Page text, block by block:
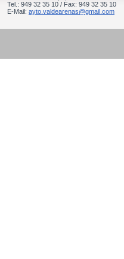
Tel.: 949 32 35 10 / Fax: 949 32 35 10
E-Mail: ayto.valdearenas@gmail.com